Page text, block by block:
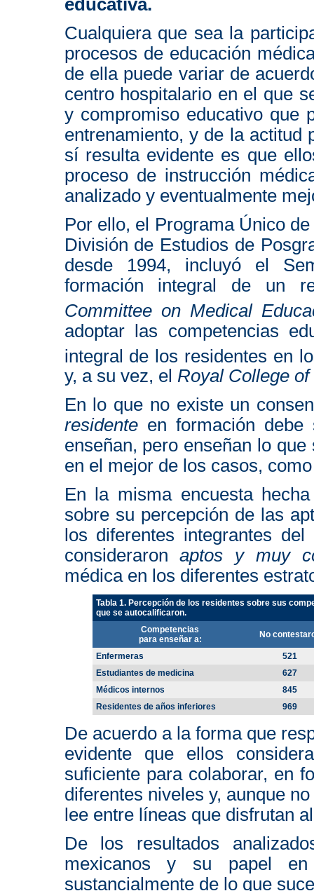
educativa.
Cualquiera que sea la
procesos de educación
de ella puede variar de
centro hospitalario en el que
y compromiso educativo que
entrenamiento, y de la actitud
sí resulta evidente es que
proceso de instrucción
analizado y eventualmente
Por ello, el Programa Único
División de Estudios de
desde 1994, incluyó el
formación integral de un
Committee on Medical
adoptar las competencias
integral de los residentes en
y, a su vez, el Royal College
En lo que no existe un
residenteen formación debe
enseñan, pero enseñan lo
en el mejor de los casos,
En la misma encuesta
sobre su percepción de las
los diferentes integrantes
consideraronaptos y muy
médica en los diferentes
Tabla 1. Percepción de los residentes sobre sus
que se autocalificaron.
Competencias
para enseñar a:
No
Enfermeras
521
Estudiantes de medicina
627
Médicos internos
845
Residentes de años inferiores
969
De acuerdo a la forma que
evidente que ellos
suficiente para colaborar, en
diferentes niveles y, aunque
lee entre líneas que disfrutan
De los resultados
mexicanos y su papel
sustancialmente de lo que